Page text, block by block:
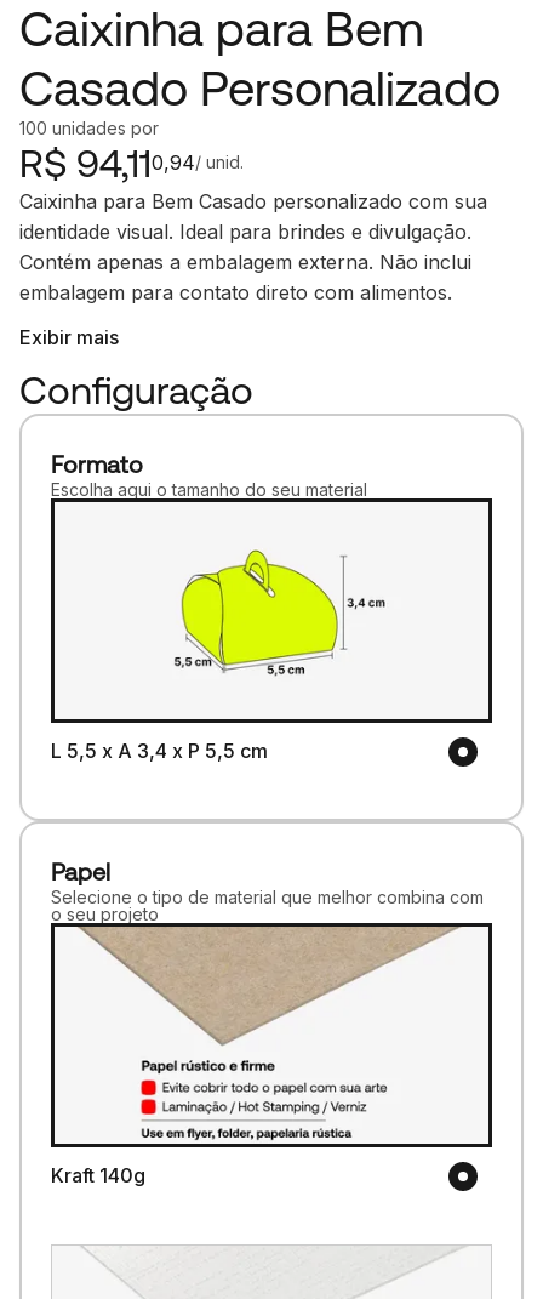
Caixinha para Bem
Casado Personalizado
100 unidades por
R$ 94,11 / unid.
0,94
Caixinha para Bem Casado personalizado com sua
identidade visual. Ideal para brindes e divulgação.
Contém apenas a embalagem externa. Não inclui
embalagem para contato direto com alimentos.
Exibir mais
Configuração
Formato
Escolha aqui o tamanho do seu material
L 5,5 x A 3,4 x P 5,5 cm
Papel
Selecione o tipo de material que melhor combina com
o seu projeto
Kraft 140g